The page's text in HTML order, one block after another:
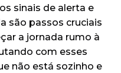
sinais de alerta e
são passos cruciais
a jornada rumo à
com esses
não está sozinho e